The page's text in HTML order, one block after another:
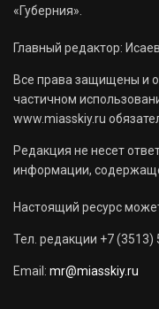
«Губерния».
Главный редактор:
Все права защищены и
частичном
www.miasskiy.ru
Редакция не несет
информации,
Настоящий ресурс
Тел. редакции +7 (3513)
Email: mr@miasskiy.ru